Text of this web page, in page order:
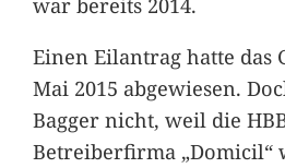
Einen Eilantrag hatte das
Mai 2015 abgewiesen.
Bagger nicht, weil die
Betreiberfirma „Domicil“